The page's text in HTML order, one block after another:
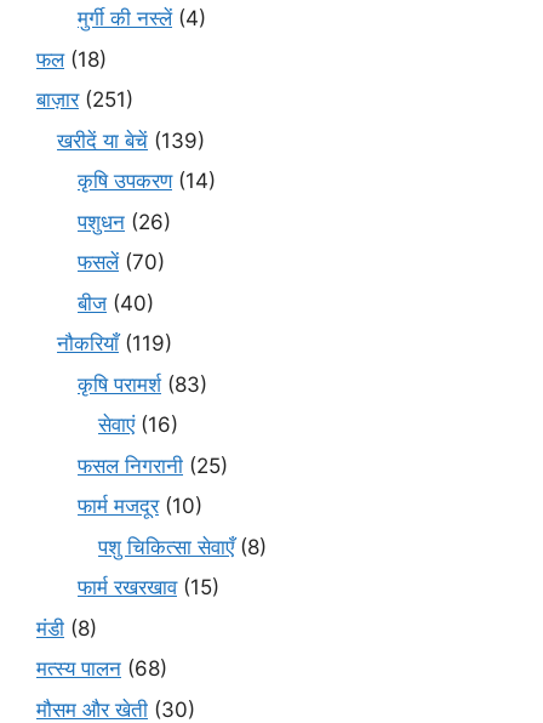
मुर्गी की नस्लें(4)
फल(18)
बाज़ार(251)
खरीदें या बेचें (139)
कृषि उपकरण(14)
पशुधन (26)
फसलें(70)
बीज (40)
नौकरियाँ(119)
कृषि परामर्श(83)
सेवाएं(16)
फसल निगरानी (25)
फार्म मजदूर(10)
पशु चिकित्सा सेवाएँ(8)
फार्म रखरखाव(15)
मंडी (8)
मत्स्य पालन (68)
मौसम और खेती (30)